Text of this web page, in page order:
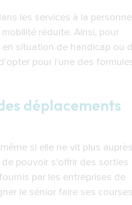
les services à la personne
réduite. Ainsi, pour
situation de handicap ou
pour l'une des
déplacements
si elle ne vit plus auprès
pouvoir s'offrir des sorties
par les entreprises de
le sénior faire ses